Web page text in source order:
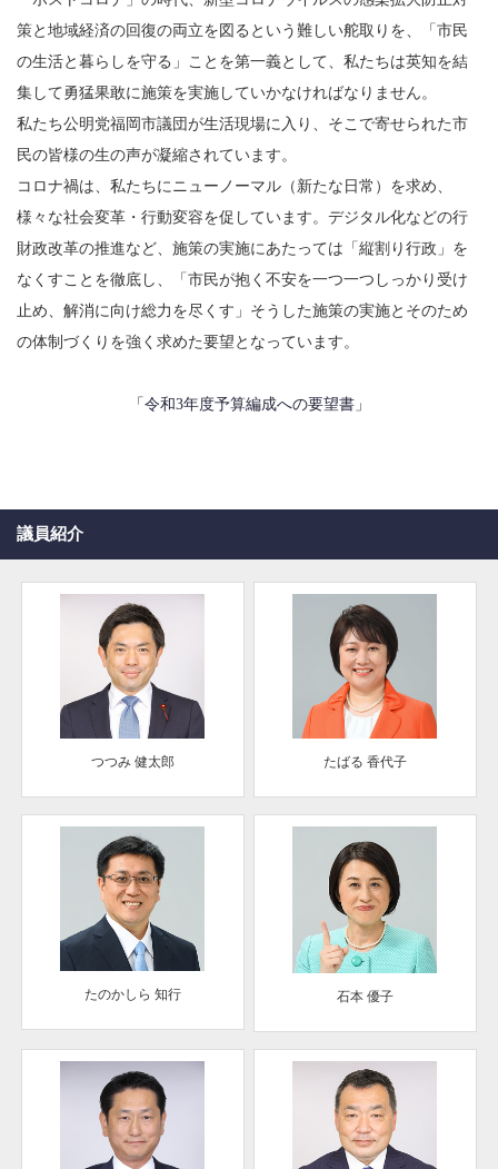
策と地域経済の回復の両立を図るという難しい舵取りを、「市民
の生活と暮らしを守る」ことを第一義として、私たちは英知を結
集して勇猛果敢に施策を実施していかなければなりません。
私たち公明党福岡市議団が生活現場に入り、そこで寄せられた市
民の皆様の生の声が凝縮されています。
コロナ禍は、私たちにニューノーマル（新たな日常）を求め、
様々な社会変革・行動変容を促しています。デジタル化などの行
財政改革の推進など、施策の実施にあたっては「縦割り行政」を
なくすことを徹底し、「市民が抱く不安を一つ一つしっかり受け
止め、解消に向け総力を尽くす」そうした施策の実施とそのため
の体制づくりを強く求めた要望となっています。
「令和3年度予算編成への要望書」
議員紹介
つつみ 健太郎 たばる 香代子
たのかしら 知行 石本 優子